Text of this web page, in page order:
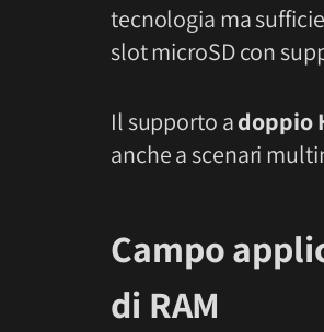
tecnologia ma
slot microSD con
Il supporto adoppio
anche a scenari
Campo
di RAM